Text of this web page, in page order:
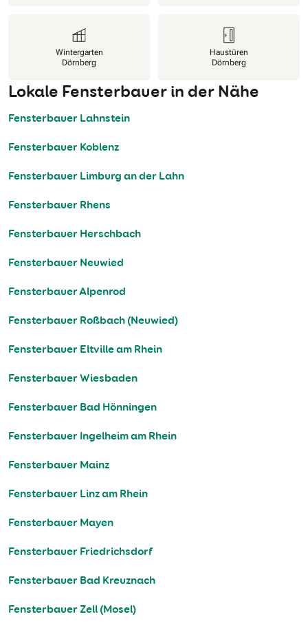
Wintergarten
Dörnberg
Haustüren
Dörnberg
Lokale Fensterbauer in der Nähe
Fensterbauer Lahnstein
Fensterbauer Koblenz
Fensterbauer Limburg an der Lahn
Fensterbauer Rhens
Fensterbauer Herschbach
Fensterbauer Neuwied
Fensterbauer Alpenrod
Fensterbauer Roßbach (Neuwied)
Fensterbauer Eltville am Rhein
Fensterbauer Wiesbaden
Fensterbauer Bad Hönningen
Fensterbauer Ingelheim am Rhein
Fensterbauer Mainz
Fensterbauer Linz am Rhein
Fensterbauer Mayen
Fensterbauer Friedrichsdorf
Fensterbauer Bad Kreuznach
Fensterbauer Zell (Mosel)